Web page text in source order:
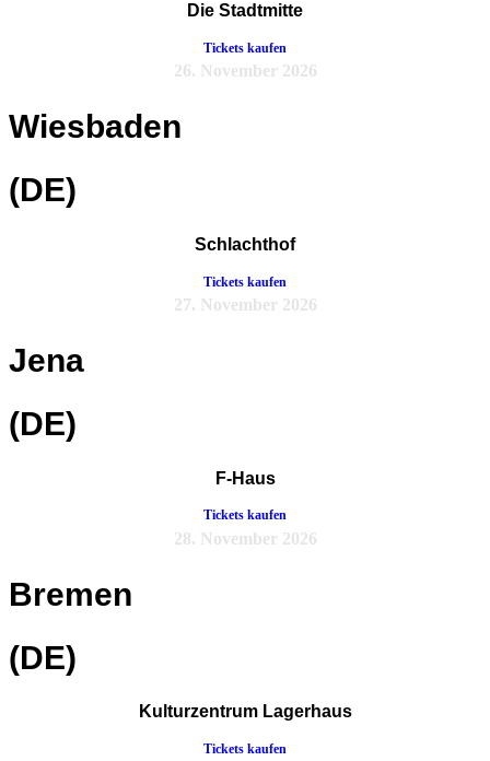
Die Stadtmitte
Tickets kaufen
26. November 2026
Wiesbaden
(DE)
Schlachthof
Tickets kaufen
27. November 2026
Jena
(DE)
F-Haus
Tickets kaufen
28. November 2026
Bremen
(DE)
Kulturzentrum Lagerhaus
Tickets kaufen